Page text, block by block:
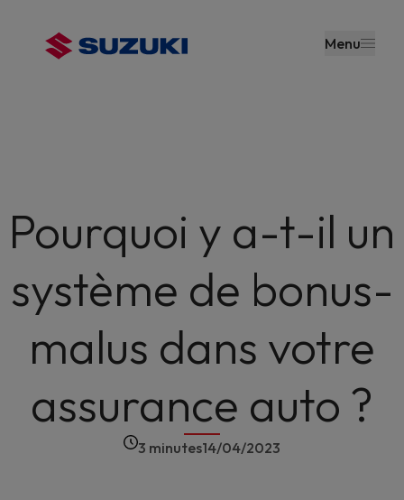
principal
Menu
Pourquoi y a-t-il un
système de bonus-
malus dans votre
assurance auto ?
3 minutes14/04/2023